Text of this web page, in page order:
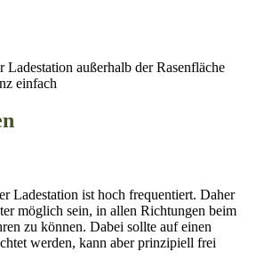
Ladestation außerhalb der Rasenfläche
einfach
Ladestation ist hoch frequentiert. Daher
möglich sein, in allen Richtungen beim
zu können. Dabei sollte auf einen
werden, kann aber prinzipiell frei